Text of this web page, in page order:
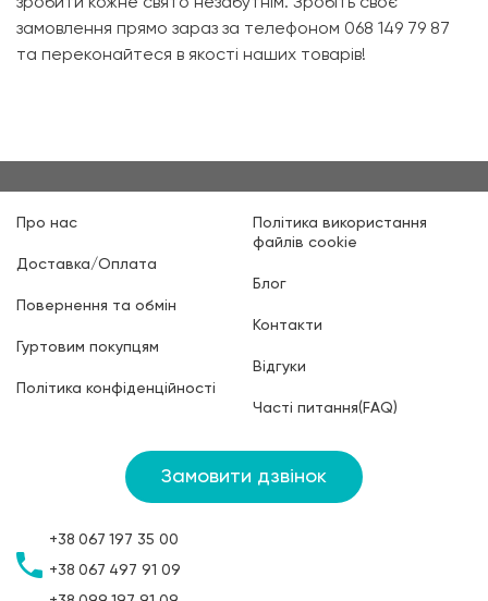
зробити кожне свято незабутнім. Зробіть своє
замовлення прямо зараз за телефоном 068 149 79 87
та переконайтеся в якості наших товарів!
Про нас
Доставка/Оплата
Повернення та обмін
Гуртовим покупцям
Політика конфіденційності
Політика використання
файлів cookie
Блог
Контакти
Відгуки
Часті питання(FAQ)
Замовити дзвінок
+38 067 197 35 00
+38 067 497 91 09